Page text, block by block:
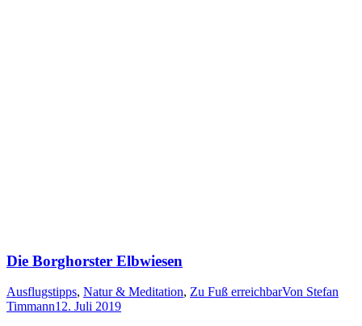
Die Borghorster Elbwiesen
Ausflugstipps, Natur & Meditation, Zu Fuß erreichbarVon Stefan
Timmann12. Juli 2019